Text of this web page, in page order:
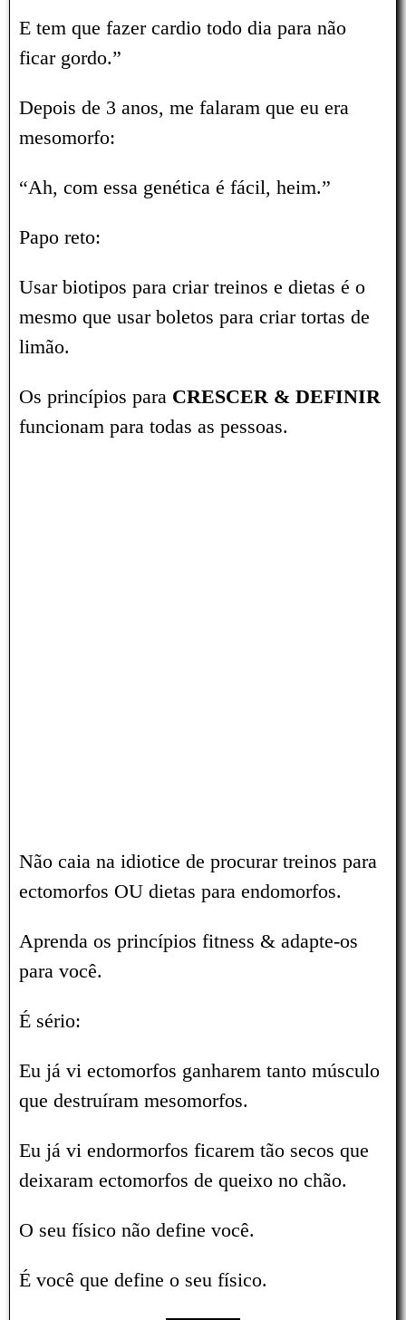
E tem que fazer cardio todo dia para não
ficar gordo.”
Depois de 3 anos, me falaram que eu era
mesomorfo:
“Ah, com essa genética é fácil, heim.”
Papo reto:
Usar biotipos para criar treinos e dietas é o
mesmo que usar boletos para criar tortas de
limão.
Os princípios para CRESCER & DEFINIR
funcionam para todas as pessoas.
Não caia na idiotice de procurar treinos para
ectomorfos OU dietas para endomorfos.
Aprenda os princípios fitness & adapte-os
para você.
É sério:
Eu já vi ectomorfos ganharem tanto músculo
que destruíram mesomorfos.
Eu já vi endormorfos ficarem tão secos que
deixaram ectomorfos de queixo no chão.
O seu físico não define você.
É você que define o seu físico.